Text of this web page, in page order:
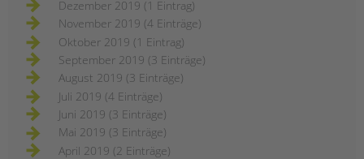
Dezember 2019 (1 Eintrag)
November 2019 (4 Einträge)
Oktober 2019 (1 Eintrag)
September 2019 (3 Einträge)
August 2019 (3 Einträge)
Juli 2019 (4 Einträge)
Juni 2019 (3 Einträge)
Mai 2019 (3 Einträge)
April 2019 (2 Einträge)